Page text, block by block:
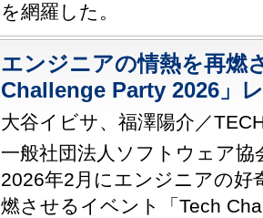
を網羅した。
エンジニアの情熱を再燃
Challenge Party 2026」
大谷イビサ、福澤陽介／
一般社団法人ソフトウェア協
2026年2月にエンジニアの好
燃させるイベント「Tech